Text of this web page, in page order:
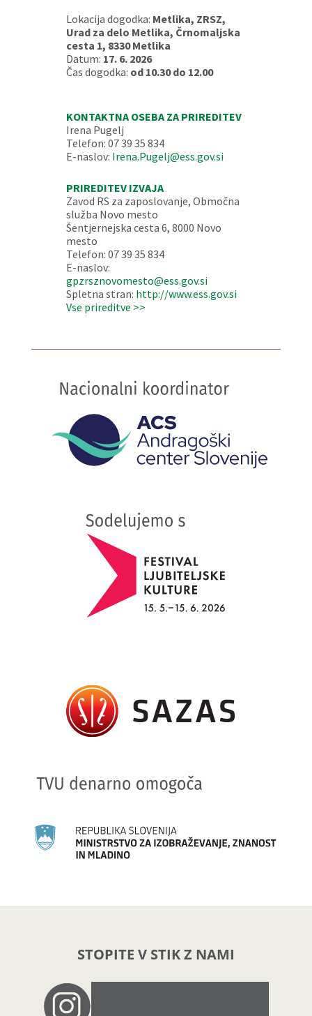
Lokacija dogodka: Metlika, ZRSZ,
Urad za delo Metlika, Črnomaljska
cesta 1, 8330 Metlika
Datum: 17. 6. 2026
Čas dogodka: od 10.30 do 12.00
KONTAKTNA OSEBA ZA PRIREDITEV
Irena Pugelj
Telefon: 07 39 35 834
E-naslov: Irena.Pugelj@ess.gov.si
PRIREDITEV IZVAJA
Zavod RS za zaposlovanje, Območna
služba Novo mesto
Šentjernejska cesta 6, 8000 Novo
mesto
Telefon: 07 39 35 834
E-naslov:
gpzrsznovomesto@ess.gov.si
Spletna stran: http://www.ess.gov.si
Vse prireditve >>
STOPITE V STIK Z NAMI